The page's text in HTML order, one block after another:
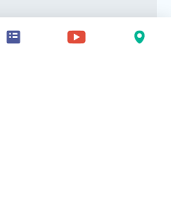
わたしに食卓を整え